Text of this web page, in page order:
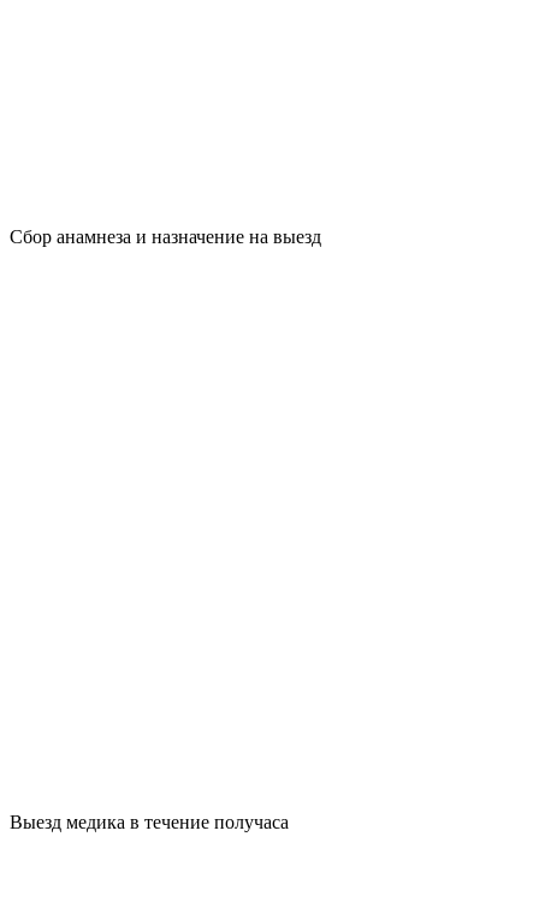
Сбор анамнеза и назначение на выезд
Выезд медика в течение получаса